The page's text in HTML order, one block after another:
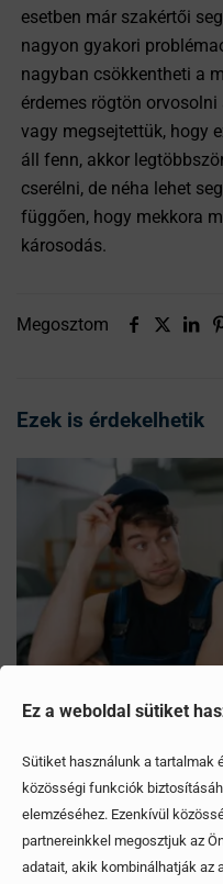
Ez a weboldal sütiket
Sütiket használunk a tartalmak
közösségi funkciók
elemzéséhez. Ezenkívül
partnereinkkel megosztjuk az
adatait, akik kombinálhatják az
esetben már szakértői
nagyon gyakori
nagyban csökkentheti a
érdemes rögtön
vagy megsejtettük, hogy
áll fenn, akkor
cserélni, de néha lehet
függően, hogy mekkora
károsodás.
Megosztom
Ezek is érdekelhetik
Mítoszok, amiktől mi is
Érdekel,